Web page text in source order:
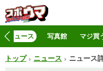
ニュース 写真館 マジ買
トップ ニュース ニュース